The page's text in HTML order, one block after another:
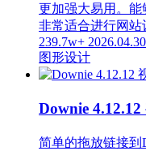
更加强大易用。能
非常适合进行网
239.7w+ 2026.04.30
图形设计
Downie
简单的拖放链接到